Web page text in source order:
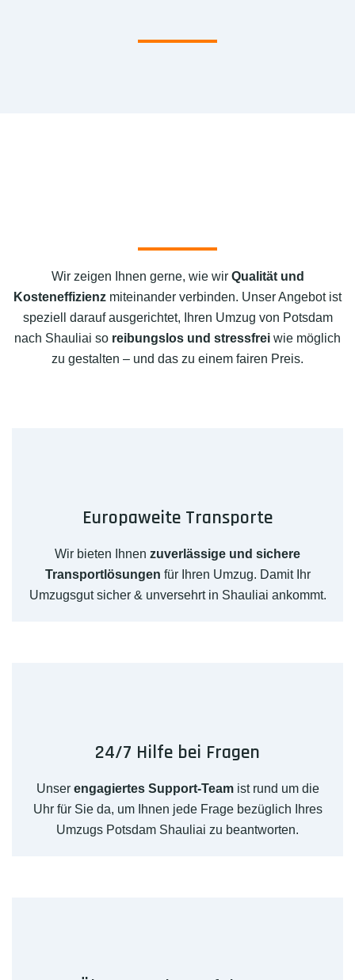
Wir zeigen Ihnen gerne, wie wir Qualität und
Kosteneffizienz miteinander verbinden. Unser Angebot ist
speziell darauf ausgerichtet, Ihren Umzug von Potsdam
nach Shauliai so reibungslos und stressfrei wie möglich
zu gestalten – und das zu einem fairen Preis.
Europaweite Transporte
Wir bieten Ihnen zuverlässige und sichere
Transportlösungen für Ihren Umzug. Damit Ihr
Umzugsgut sicher & unversehrt in Shauliai ankommt.
24/7 Hilfe bei Fragen
Unser engagiertes Support-Teamist rund um die
Uhr für Sie da, um Ihnen jede Frage bezüglich Ihres
Umzugs Potsdam Shauliai zu beantworten.